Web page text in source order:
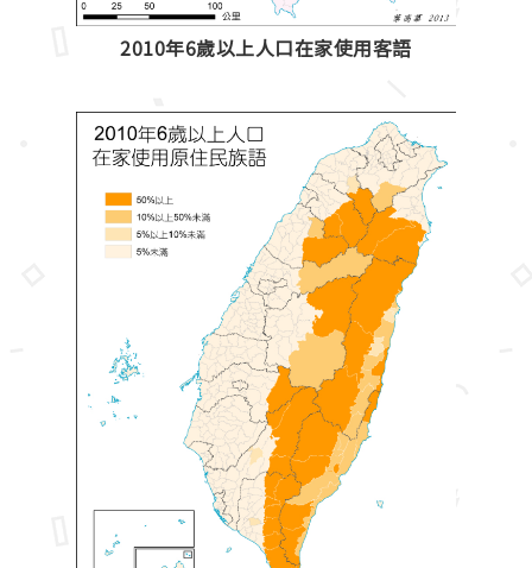
2010年6歲以上人口在家使用客語